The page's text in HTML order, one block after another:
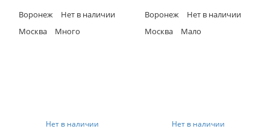
Воронеж
Нет в наличии
Москва
Много
Нет в наличии
Воронеж
Нет в наличии
Москва
Мало
Нет в наличии